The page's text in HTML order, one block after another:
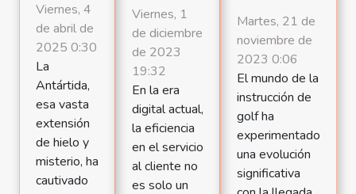
Viernes, 4
de abril de
2025 0:30
La
Antártida,
esa vasta
extensión
de hielo y
misterio, ha
cautivado
Viernes, 1
de diciembre
de 2023
19:32
En la era
digital actual,
la eficiencia
en el servicio
al cliente no
es solo un
Martes, 21 de
noviembre de
2023 0:06
El mundo de la
instrucción de
golf ha
experimentado
una evolución
significativa